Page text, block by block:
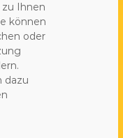
Ihnen
können
oder
dazu